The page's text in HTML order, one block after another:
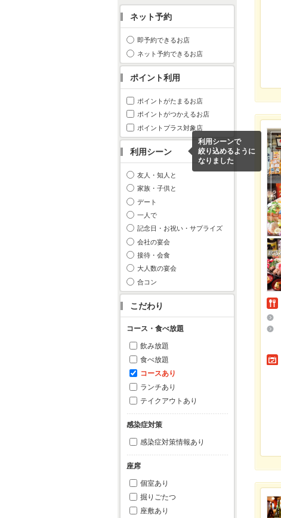
ネット予約
即予約できるお店
ネット予約できるお店
ポイント利用
ポイントがたまるお店
ポイントがつかえるお店
ポイントプラス対象店
利用シーン
利用シーンで
絞り込めるように
なりました
友人・知人と
家族・子供と
デート
一人で
記念日・お祝い・サプライズ
会社の宴会
接待・会食
大人数の宴会
合コン
こだわり
コース・食べ放題
飲み放題
食べ放題
コースあり
ランチあり
テイクアウトあり
感染症対策
感染症対策情報あり
座席
個室あり
掘りごたつ
座敷あり